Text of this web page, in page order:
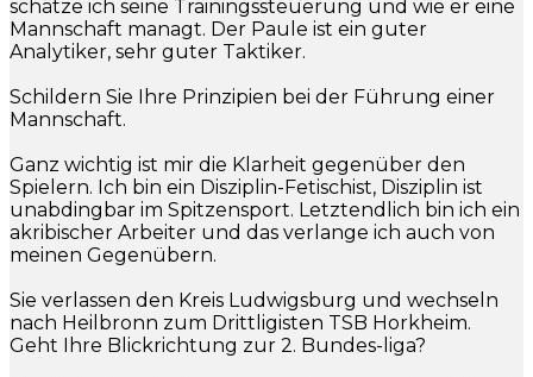
schätze ich seine Trainingssteuerung und wie er eine
Mannschaft managt. Der Paule ist ein guter
Analytiker, sehr guter Taktiker.
Schildern Sie Ihre Prinzipien bei der Führung einer
Mannschaft.
Ganz wichtig ist mir die Klarheit gegenüber den
Spielern. Ich bin ein Disziplin-Fetischist, Disziplin ist
unabdingbar im Spitzensport. Letztendlich bin ich ein
akribischer Arbeiter und das verlange ich auch von
meinen Gegenübern.
Sie verlassen den Kreis Ludwigsburg und wechseln
nach Heilbronn zum Drittligisten TSB Horkheim.
Geht Ihre Blickrichtung zur 2. Bundes-liga?